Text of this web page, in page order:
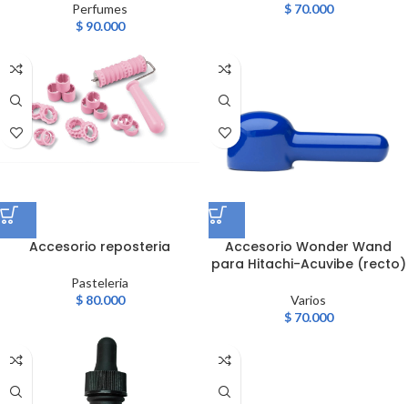
Perfumes
$90.000
$70.000
Accesorio reposteria
Pasteleria
$80.000
Accesorio Wonder Wand
para Hitachi-Acuvibe (recto)
Varios
$70.000